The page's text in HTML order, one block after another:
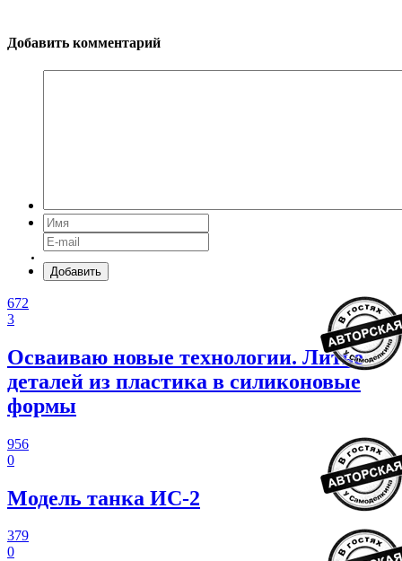
Добавить комментарий
Добавить
672
3
Осваиваю новые технологии. Литье
деталей из пластика в силиконовые
формы
956
0
Модель танка ИС-2
379
0